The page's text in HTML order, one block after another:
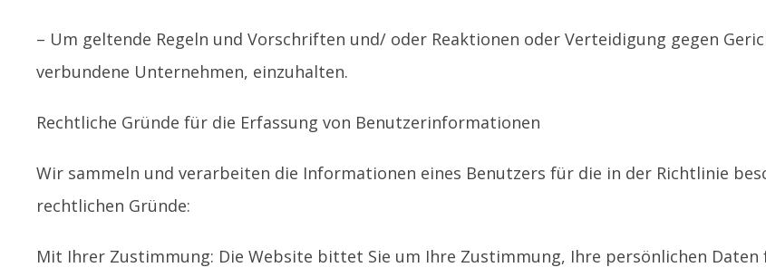
– Um geltende Regeln und Vorschriften und/ oder Reaktionen oder Verteidigung gegen
verbundene Unternehmen, einzuhalten.
Rechtliche Gründe für die Erfassung von Benutzerinformationen
Wir sammeln und verarbeiten die Informationen eines Benutzers für die in der Richtlinie
rechtlichen Gründe:
Mit Ihrer Zustimmung: Die Website bittet Sie um Ihre Zustimmung, Ihre persönlichen